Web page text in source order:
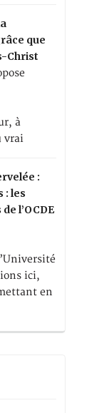
que
Christ
à
vrai
:
: les
l’OCDE
ici,
en